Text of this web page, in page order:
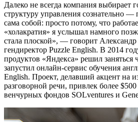
Далеко не всегда компания выбирает
структуру управления сознательно —
сама собой: просто потому, что
«холакратия» я услышал намного
стала плоской», — говорит
гендиректор Puzzle English. В 2014
продуктов «Яндекса» решил заняться
запустил онлайн-сервис обучения
English. Проект, делавший акцент на
разговорной речи, привлек более
венчурных фондов SOLventures и